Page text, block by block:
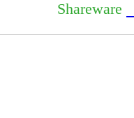
Shareware